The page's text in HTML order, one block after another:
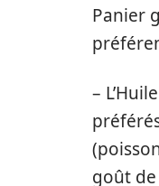
Panier
–
goût de